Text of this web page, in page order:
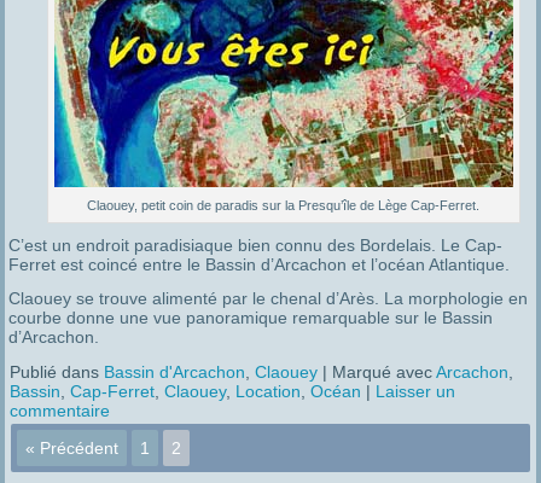
Claouey, petit coin de paradis sur la Presqu’île de Lège Cap-Ferret.
C’est un endroit paradisiaque bien connu des Bordelais. Le Cap-
Ferret est coincé entre le Bassin d’Arcachon et l’océan Atlantique.
Claouey se trouve alimenté par le chenal d’Arès. La morphologie en
courbe donne une vue panoramique remarquable sur le Bassin
d’Arcachon.
Publié dans Bassin d'Arcachon ,Claouey | Marqué avec Arcachon
Bassin ,Cap-Ferret ,Claouey, Location ,Océan | Laisser un
commentaire
« Précédent
1 2